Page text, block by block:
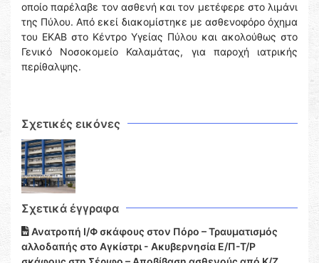
οποίο παρέλαβε τον ασθενή και τον μετέφερε στο λιμάνι
της Πύλου. Από εκεί διακομίστηκε με ασθενοφόρο όχημα
του ΕΚΑΒ στο Κέντρο Υγείας Πύλου και ακολούθως στο
Γενικό Νοσοκομείο Καλαμάτας, για παροχή ιατρικής
περίθαλψης.
Σχετικές εικόνες
Σχετικά έγγραφα
Ανατροπή Ι/Φ σκάφους στον Πόρο – Τραυματισμός
αλλοδαπής στο Αγκίστρι - Ακυβερνησία Ε/Π-Τ/Ρ